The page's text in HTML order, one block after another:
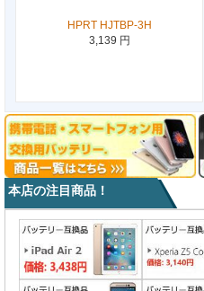
HPRT HJTBP-3H
3,139 円
本店の注目商品！